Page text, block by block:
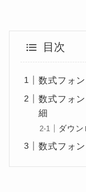
目次
数式フォ
数式フォ
細
ダウ
数式フォ